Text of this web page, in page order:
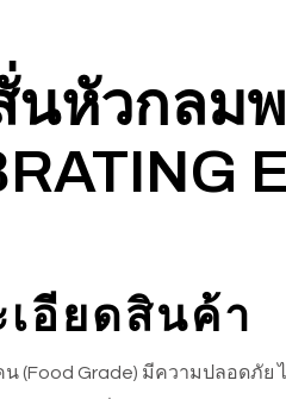
นหัวกลมพ
เอียดสินค้า
น (Food Grade) มีความปลอดภั